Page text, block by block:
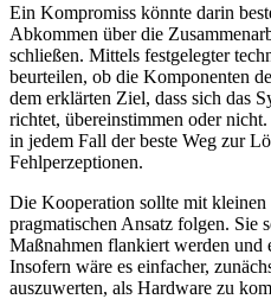
Ein Kompromiss könnte darin
Abkommen über die
schließen. Mittels festgelegter
beurteilen, ob die Komponenten
dem erklärten Ziel, dass sich das
richtet, übereinstimmen oder
in jedem Fall der beste Weg zur
Fehlperzeptionen.
Die Kooperation sollte mit kleinen
pragmatischen Ansatz folgen. Sie
Maßnahmen flankiert werden und
Insofern wäre es einfacher,
auszuwerten, als Hardware zu